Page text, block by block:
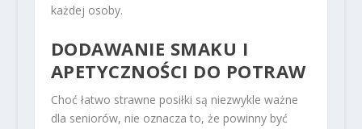
każdej osoby.
DODAWANIE SMAKU I
APETYCZNOŚCI DO POTRAW
Choć łatwo strawne posiłki są niezwykle ważne
dla seniorów, nie oznacza to, że powinny być